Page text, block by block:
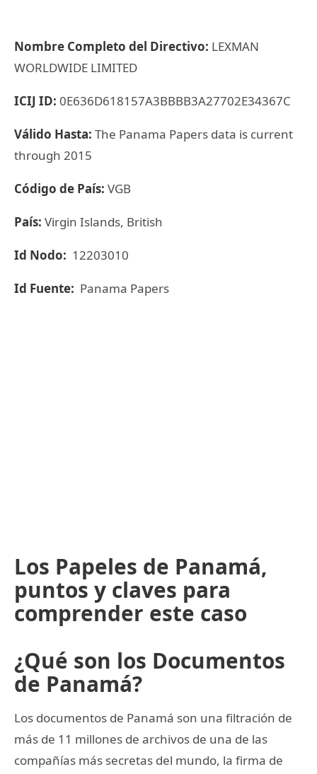
Nombre Completo del Directivo: LEXMAN
WORLDWIDE LIMITED
ICIJ ID: 0E636D618157A3BBBB3A27702E34367C
Válido Hasta: The Panama Papers data is current
through 2015
Código de País: VGB
País: Virgin Islands, British
Id Nodo: 12203010
Id Fuente: Panama Papers
Los Papeles de Panamá,
puntos y claves para
comprender este caso
¿Qué son los Documentos
de Panamá?
Los documentos de Panamá son una filtración de
más de 11 millones de archivos de una de las
compañías más secretas del mundo, la firma de